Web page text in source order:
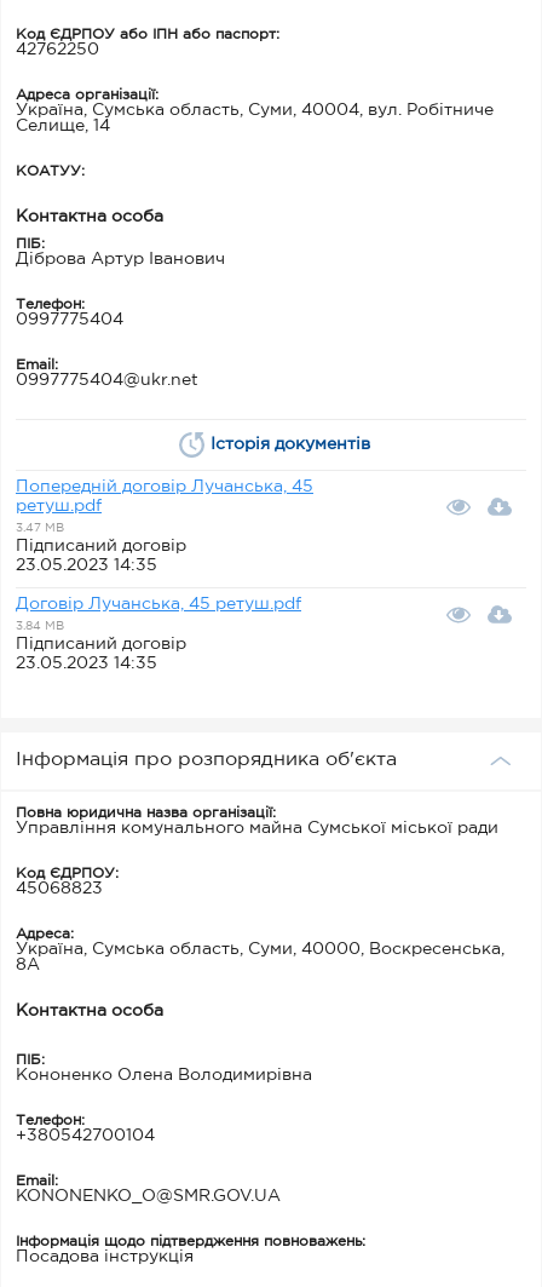
Код ЄДРПОУ або ІПН або паспорт:
42762250
Адреса організації:
Україна, Сумська область, Суми, 40004, вул. Робітниче
Селище, 14
КОАТУУ:
Контактна особа
ПІБ:
Діброва Артур Іванович
Телефон:
0997775404
Email:
0997775404@ukr.net
Історія документів
Попередній договір Лучанська, 45
ретуш.pdf
3.47 MB
Підписаний договір
23.05.2023 14:35
Договір Лучанська, 45 ретуш.pdf
3.84 MB
Підписаний договір
23.05.2023 14:35
Інформація про розпорядника об'єкта
Повна юридична назва організації:
Управління комунального майна Сумської міської ради
Код ЄДРПОУ:
45068823
Адреса:
Україна, Сумська область, Суми, 40000, Воскресенська,
8А
Контактна особа
ПІБ:
Кононенко Олена Володимирівна
Телефон:
+380542700104
Email:
KONONENKO_O@SMR.GOV.UA
Інформація щодо підтвердження повноважень:
Посадова інструкція